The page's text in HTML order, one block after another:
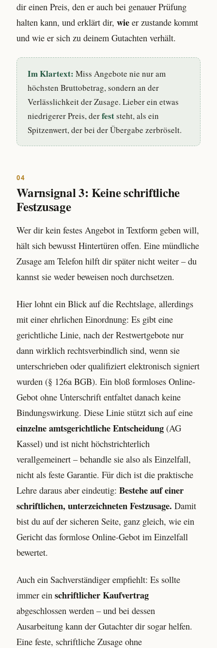
dir einen Preis, den er auch bei genauer Prüfung
halten kann, und erklärt dir, wie er zustande kommt
und wie er sich zu deinem Gutachten verhält.
Im Klartext: Miss Angebote nie nur am
höchsten Bruttobetrag, sondern an der
Verlässlichkeit der Zusage. Lieber ein etwas
niedrigerer Preis, derfeststeht, als ein
Spitzenwert, der bei der Übergabe zerbröselt.
04
Warnsignal 3: Keine schriftliche
Festzusage
Wer dir kein festes Angebot in Textform geben will,
hält sich bewusst Hintertüren offen. Eine mündliche
Zusage am Telefon hilft dir später nicht weiter – du
kannst sie weder beweisen noch durchsetzen.
Hier lohnt ein Blick auf die Rechtslage, allerdings
mit einer ehrlichen Einordnung: Es gibt eine
gerichtliche Linie, nach der Restwertgebote nur
dann wirklich rechtsverbindlich sind, wenn sie
unterschrieben oder qualifiziert elektronisch signiert
wurden (§ 126a BGB). Ein bloß formloses Online-
Gebot ohne Unterschrift entfaltet danach keine
Bindungswirkung. Diese Linie stützt sich auf eine
einzelne amtsgerichtliche Entscheidung (AG
Kassel) und ist nicht höchstrichterlich
verallgemeinert – behandle sie also als Einzelfall,
nicht als feste Garantie. Für dich ist die praktische
Lehre daraus aber eindeutig: Bestehe auf einer
schriftlichen, unterzeichneten Festzusage. Damit
bist du auf der sicheren Seite, ganz gleich, wie ein
Gericht das formlose Online-Gebot im Einzelfall
bewertet.
Auch ein Sachverständiger empfiehlt: Es sollte
immer ein schriftlicher Kaufvertrag
abgeschlossen werden – und bei dessen
Ausarbeitung kann der Gutachter dir sogar helfen.
Eine feste, schriftliche Zusage ohne